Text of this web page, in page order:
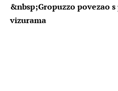
&nbsp;Gropuzzo povezao
vizurama